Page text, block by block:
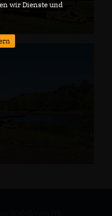
wir Dienste und